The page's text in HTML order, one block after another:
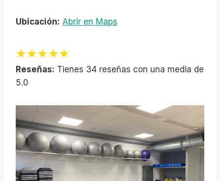
Ubicación: Abrir en Maps
★★★★★
Reseñas: Tienes 34 reseñas con una media de
5.0